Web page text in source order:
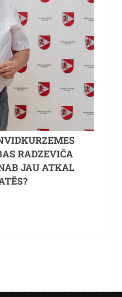
RADZEVIČA
JAU ATKAL